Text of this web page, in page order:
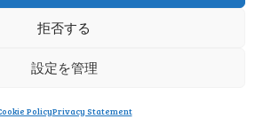
拒否する
設定を管理
PolicyPrivacy Statement
築家Merkx + Girod
おり、まるで神が舞い降りてきそうな